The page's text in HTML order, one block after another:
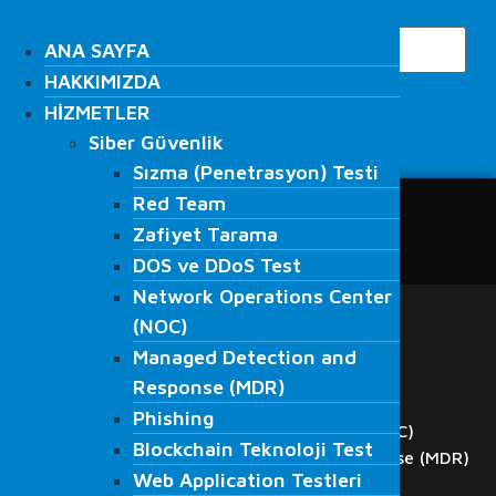
ANA SAYFA
HAKKIMIZDA
HİZMETLER
Siber Güvenlik
Sızma (Penetrasyon) Testi
Red Team
Zafiyet Tarama
DOS ve DDoS Test
Network Operations Center (NOC)
Managed Detection and Response (MDR)
Phishing
ANA SAYFA
HAKKIMIZDA
HİZMETLER
Siber Güvenlik
Sızma (Penetrasyon) Testi
Red Team
Zafiyet Tarama
DOS ve DDoS Test
Network Operations Center
(NOC)
Managed Detection and
Response (MDR)
Phishing
Blockchain Teknoloji Test
Web Application Testleri
ANA SAYFA
HAKKIMIZDA
HİZMETLER
Siber Güvenlik
Sızma (Penetrasyon) Testi
Red Team
Zafiyet Tarama
DOS ve DDoS Test
Network Operations Center
(NOC)
Managed Detection and
Response (MDR)
Phishing
Blockchain Teknoloji Test
Web Application Testleri